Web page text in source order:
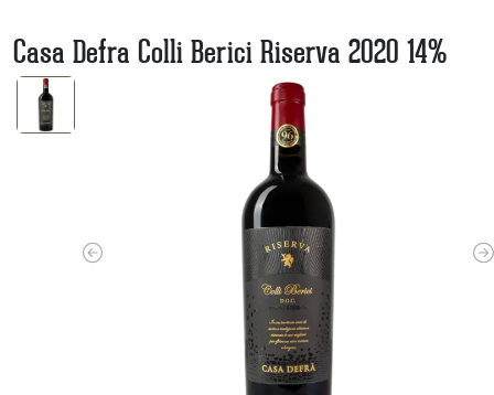
Casa Defra Colli Berici Riserva 2020 14%
Previous